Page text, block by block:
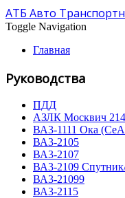
АТБ Авто
Toggle Navigation
Главная
Руководства
ПДД
АЗЛК Москвич
ВА3-1111 Ока
ВА3-2105
ВА3-2107
ВА3-2109
ВА3-21099
ВА3-2115